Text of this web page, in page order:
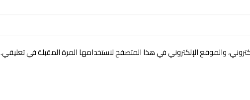
والموقع الإلكتروني في هذا المتصفح لاستخدامها المرة المقبلة في تعليقي.